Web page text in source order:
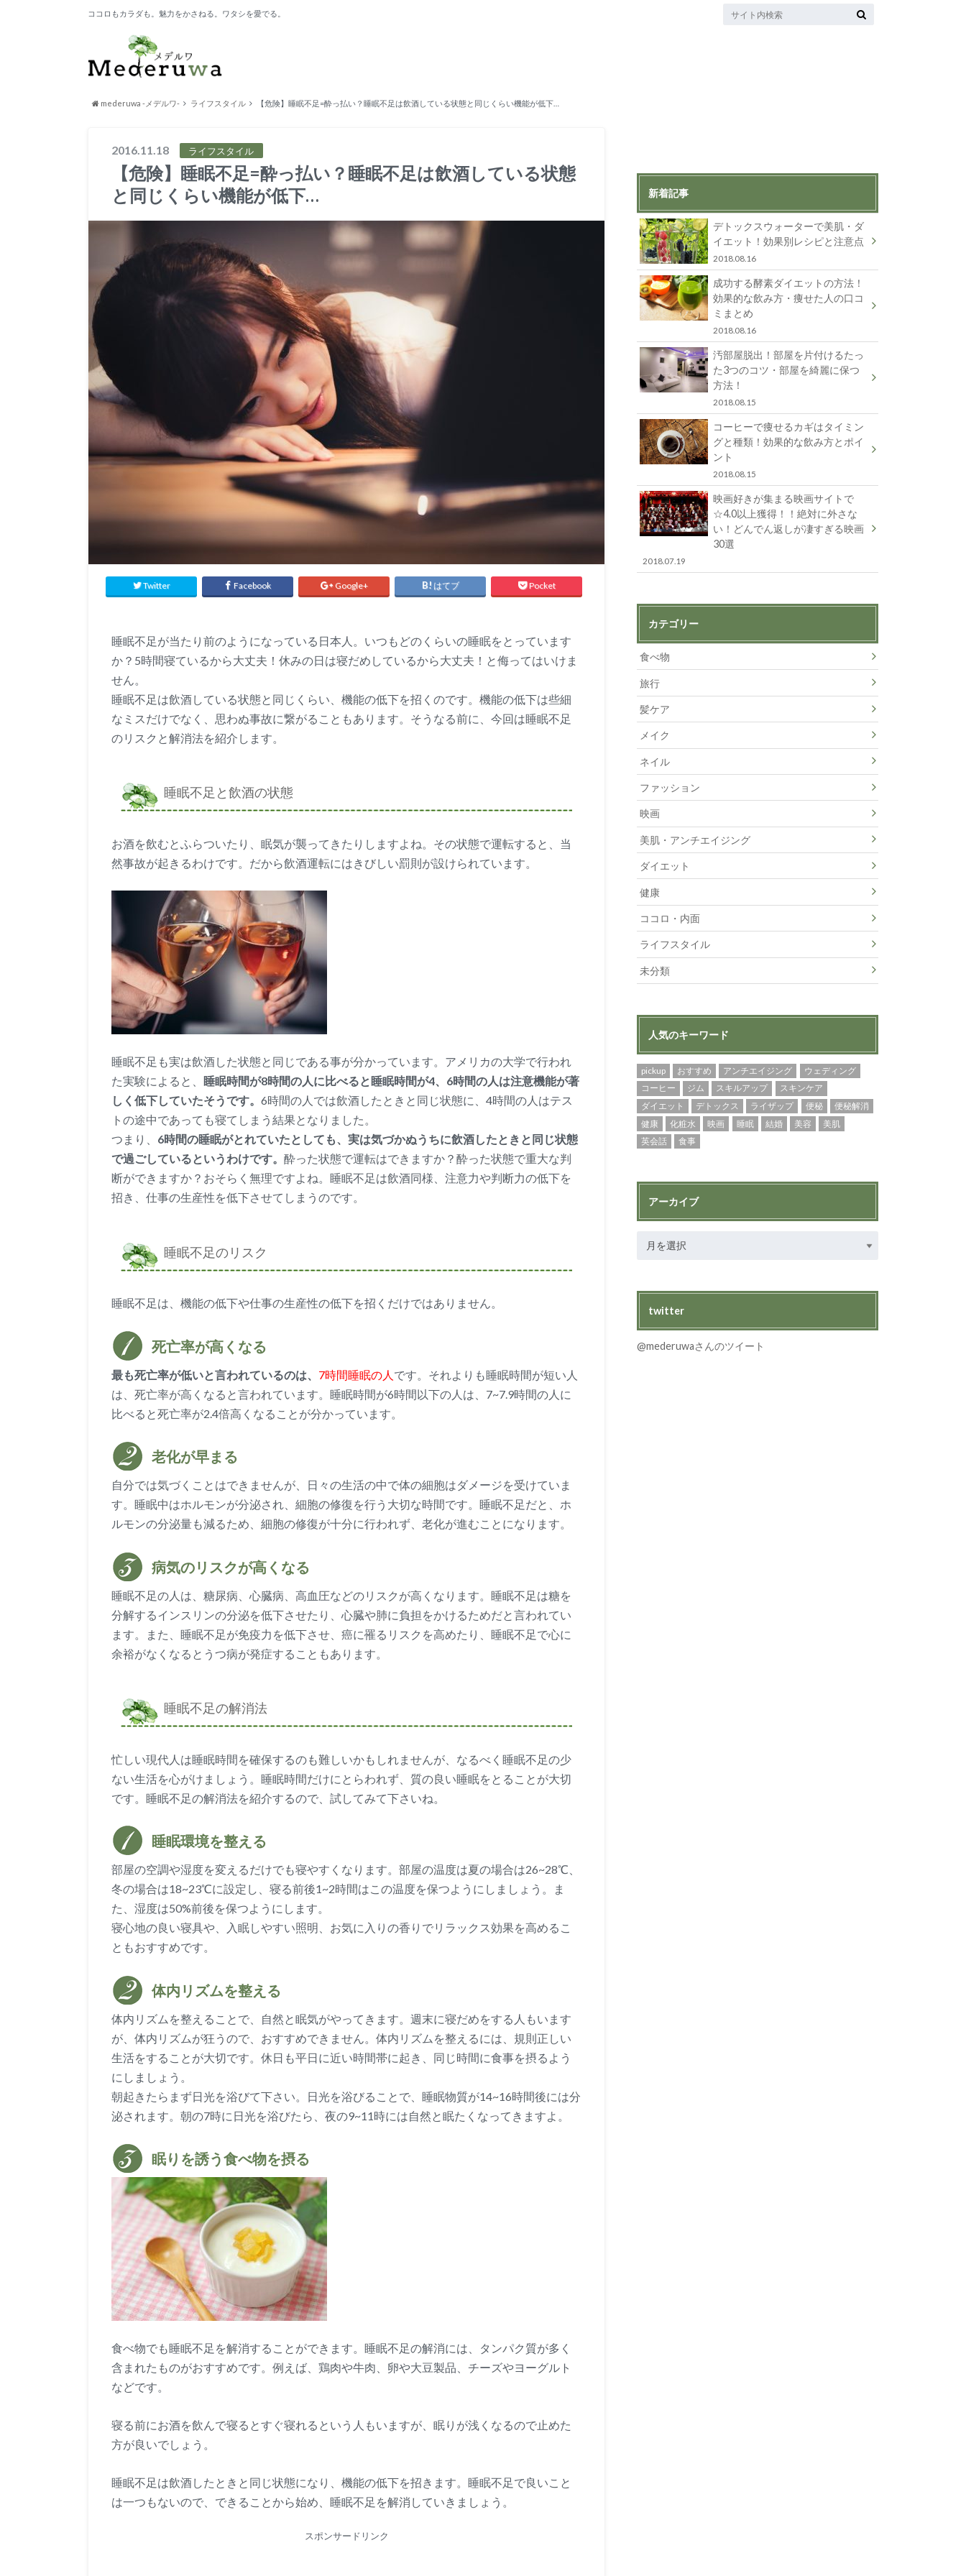
ココロもカラダも。魅力をかさねる。ワタシを愛でる。
mederuwa -メデルワ- ライフスタイル 【危険】睡眠不足=酔っ払い？睡眠不足は飲酒している状態と同じくらい機能が低下…
2016.11.18 ライフスタイル
【危険】睡眠不足=酔っ払い？睡眠不足は飲酒している状態
と同じくらい機能が低下…
Twitter Facebook Google+ はてブ Pocket
睡眠不足が当たり前のようになっている日本人。いつもどのくらいの睡眠をとっています
か？5時間寝ているから大丈夫！休みの日は寝だめしているから大丈夫！と侮ってはいけま
せん。
睡眠不足は飲酒している状態と同じくらい、機能の低下を招くのです。機能の低下は些細
なミスだけでなく、思わぬ事故に繋がることもあります。そうなる前に、今回は睡眠不足
のリスクと解消法を紹介します。
睡眠不足と飲酒の状態
お酒を飲むとふらついたり、眠気が襲ってきたりしますよね。その状態で運転すると、当
然事故が起きるわけです。だから飲酒運転にはきびしい罰則が設けられています。
睡眠不足も実は飲酒した状態と同じである事が分かっています。アメリカの大学で行われ
た実験によると、
睡眠時間が8時間の人に比べると睡眠時間が4、6時間の人は注意機能が著
しく低下していたそうです。 6時間の人では飲酒したときと同じ状態に、4時間の人はテス
トの途中であっても寝てしまう結果となりました。
つまり、 6時間の睡眠がとれていたとしても、実は気づかぬうちに飲酒したときと同じ状態
で過ごしているというわけです。 酔った状態で運転はできますか？酔った状態で重大な判
断ができますか？おそらく無理ですよね。睡眠不足は飲酒同様、注意力や判断力の低下を
招き、仕事の生産性を低下させてしまうのです。
睡眠不足のリスク
睡眠不足は、機能の低下や仕事の生産性の低下を招くだけではありません。
死亡率が高くなる
最も死亡率が低いと言われているのは、 7時間睡眠の人 です。それよりも睡眠時間が短い人
は、死亡率が高くなると言われています。睡眠時間が6時間以下の人は、7~7.9時間の人に
比べると死亡率が2.4倍高くなることが分かっています。
老化が早まる
自分では気づくことはできませんが、日々の生活の中で体の細胞はダメージを受けていま
す。睡眠中はホルモンが分泌され、細胞の修復を行う大切な時間です。睡眠不足だと、ホ
ルモンの分泌量も減るため、細胞の修復が十分に行われず、老化が進むことになります。
病気のリスクが高くなる
睡眠不足の人は、糖尿病、心臓病、高血圧などのリスクが高くなります。睡眠不足は糖を
分解するインスリンの分泌を低下させたり、心臓や肺に負担をかけるためだと言われてい
ます。また、睡眠不足が免疫力を低下させ、癌に罹るリスクを高めたり、睡眠不足で心に
余裕がなくなるとうつ病が発症することもあります。
睡眠不足の解消法
忙しい現代人は睡眠時間を確保するのも難しいかもしれませんが、なるべく睡眠不足の少
ない生活を心がけましょう。睡眠時間だけにとらわれず、質の良い睡眠をとることが大切
です。睡眠不足の解消法を紹介するので、試してみて下さいね。
睡眠環境を整える
部屋の空調や湿度を変えるだけでも寝やすくなります。部屋の温度は夏の場合は26~28℃、
冬の場合は18~23℃に設定し、寝る前後1~2時間はこの温度を保つようにしましょう。ま
た、湿度は50%前後を保つようにします。
寝心地の良い寝具や、入眠しやすい照明、お気に入りの香りでリラックス効果を高めるこ
ともおすすめです。
体内リズムを整える
体内リズムを整えることで、自然と眠気がやってきます。週末に寝だめをする人もいます
が、体内リズムが狂うので、おすすめできません。体内リズムを整えるには、規則正しい
生活をすることが大切です。休日も平日に近い時間帯に起き、同じ時間に食事を摂るよう
にしましょう。
朝起きたらまず日光を浴びて下さい。日光を浴びることで、睡眠物質が14~16時間後には分
泌されます。朝の7時に日光を浴びたら、夜の9~11時には自然と眠たくなってきますよ。
眠りを誘う食べ物を摂る
食べ物でも睡眠不足を解消することができます。睡眠不足の解消には、タンパク質が多く
含まれたものがおすすめです。例えば、鶏肉や牛肉、卵や大豆製品、チーズやヨーグルト
などです。
寝る前にお酒を飲んで寝るとすぐ寝れるという人もいますが、眠りが浅くなるので止めた
方が良いでしょう。
睡眠不足は飲酒したときと同じ状態になり、機能の低下を招きます。睡眠不足で良いこと
は一つもないので、できることから始め、睡眠不足を解消していきましょう。
スポンサードリンク
新着記事
デトックスウォーターで美肌・ダ
イエット！効果別レシピと注意点
2018.08.16
成功する酵素ダイエットの方法！
効果的な飲み方・痩せた人の口コ
ミまとめ
2018.08.16
汚部屋脱出！部屋を片付けるたっ
た3つのコツ・部屋を綺麗に保つ
方法！
2018.08.15
コーヒーで痩せるカギはタイミン
グと種類！効果的な飲み方とポイ
ント
2018.08.15
映画好きが集まる映画サイトで
☆4.0以上獲得！！絶対に外さな
い！どんでん返しが凄すぎる映画
30選
2018.07.19
カテゴリー
食べ物
旅行
髪ケア
メイク
ネイル
ファッション
映画
美肌・アンチエイジング
ダイエット
健康
ココロ・内面
ライフスタイル
未分類
人気のキーワード
pickup おすすめ アンチエイジング
ウェディング
コーヒー
ジム スキルアップ
スキンケア
ダイエット
デトックス ライザップ 便秘
便秘解消
健康
化粧水 映画 睡眠 結婚 美容
美肌
英会話
食事
アーカイブ
twitter
@mederuwaさんのツイート